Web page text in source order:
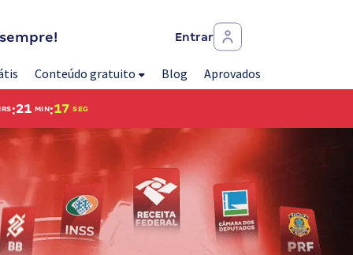
Entrar
Conteúdo gratuito Blog Aprovados
:21 MIN:15 SEG